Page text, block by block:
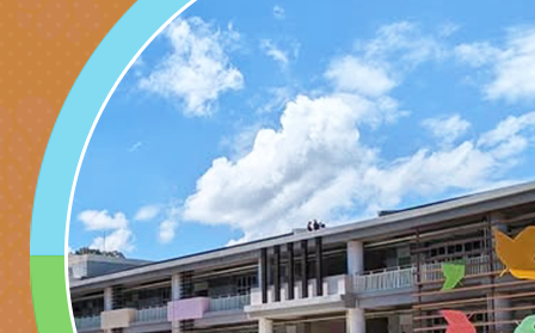
題融入教學－國民中
（教材）推薦實施計
字稿及LCD託播影（
國家發展委員會檔案
理本(115)年「春遊
動
檢送桃園市政府家庭
「小桃家4月課程資
姻怎麼翻譯－青少年
工作坊」、「愛『原
西門國小114學年度
親職教育講座「如何
情緒力？—用SEL玩
有關財團法人中華國
礙者生命教育推廣協
檢送行政院新聞傳播